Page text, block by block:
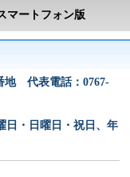
マートフォン版
地 代表電話：0767-
日・日曜日・祝日、年